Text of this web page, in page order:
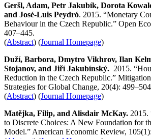
Geršl, Adam, Petr Jakubík, Dorota
and José-Luis Peydró. 2015. “Monetary
Behaviour in the Czech Republic.” Open
407–445.
(Abstract) (Journal Homepage)
Duží, Barbora, Dmytro Vikhrov, Ilan
Stojanov, and Jiří Jakubínský. 2015.
Reduction in the Czech Republic.”
Strategies for Global Change, 20(4):
(Abstract) (Journal Homepage)
Matějka, Filip, and Alisdair McKay. 2015.
to Discrete Choices: A New Foundation for
Model.” American Economic Review,